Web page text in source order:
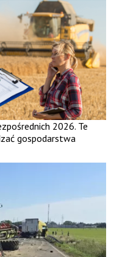
2026. Te
gospodarstwa